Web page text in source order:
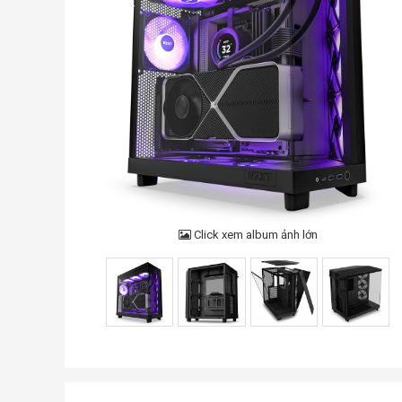
Click xem album ảnh lớn